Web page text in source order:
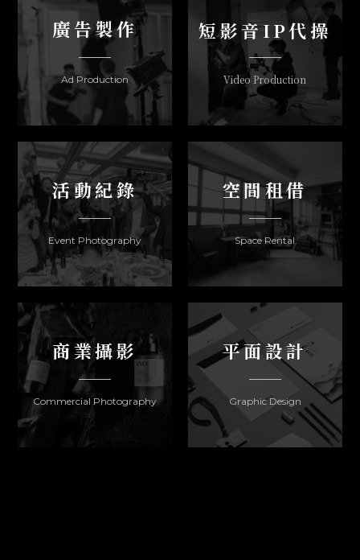
廣告製作
Ad Production
短影音IP代操
Video Production
活動紀錄
Event Photography
空間租借
Space Rental
商業攝影
Commercial Photography
平面設計
Graphic Design